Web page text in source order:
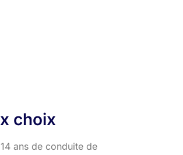
choix
ans de conduite de